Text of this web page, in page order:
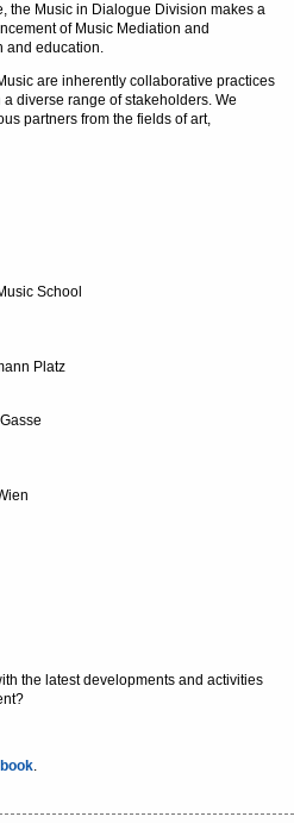
the Music in Dialogue Division makes a
of Music Mediation and
and education.
are inherently collaborative practices
diverse range of stakeholders. We
partners from the fields of art,
School
Platz
the latest developments and activities
.